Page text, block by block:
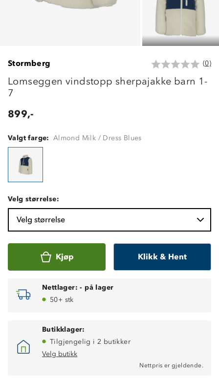
Stormberg (0)
Lomseggen vindstopp sherpajakke barn 1-
7
899,-
Valgt farge: Almond Milk / Dress Blues
Velg størrelse:
Velg størrelse
Kjøp Klikk & Hent
Nettlager: - på lager
50+ stk
Butikklager:
Tilgjengelig i 2 butikker
Velg butikk
Nettpris er gjeldende.